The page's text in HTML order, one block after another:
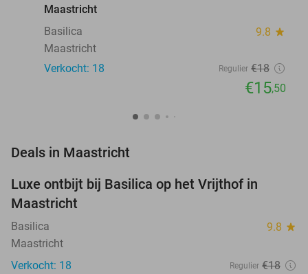
Maastricht
Basilica
9.8 star
Maastricht
Verkocht: 18
Regulier €18
€15,50
Deals in Maastricht
TODAY
Luxe ontbijt bij Basilica op het Vrijthof in
Maastricht
Basilica 9.8 star
Maastricht
Verkocht: 18
Regulier €18